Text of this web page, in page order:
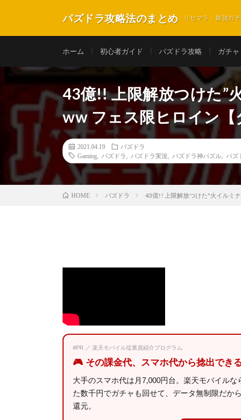
パズドラ攻略法のまとめ リセマラ・最強ガ
ホーム 初心者ガイド パズドラ攻略 ガチャ
43億!! 上限解放つけた”
ww フェス限ヒロイン
2021.04.19
パズドラ
Gaming
パズドラ パズドラ実況 パズドラ神パズル パズ
HOME パズドラ 43億!! 上限解放つけた"火イルミ
#PR ／ 楽天モバイル従業員紹介プログラム
🎮 その課金代、スマホ代から捻出でき
大手のスマホ代は月7,000円台。楽天モバイルな
た数千円でガチャも回せて、データ無制限だか
還元。